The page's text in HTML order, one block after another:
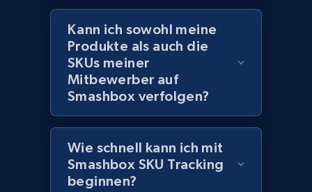
price, Currency, Stock, and more.
991+ 165+ Jetzt anfangen
Lazada - Products - Discover products by
seller URL
URL, Title, Rating, Reviews, Initial price, Final
price, Currency, Stock, and more.
Kann ich sowohl meine
Produkte als auch die
SKUs meiner
Mitbewerber auf
Smashbox verfolgen?
Wie schnell kann ich mit
Smashbox SKU Tracking
beginnen?